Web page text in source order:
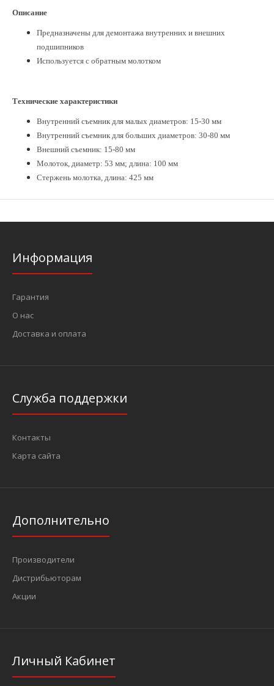
Описание
Предназначены для демонтажа внутренних и внешних
подшипников
Используется с обратным молотком
Технические характеристики
Внутренний съемник для малых диаметров: 15-30 мм
Внутренний съемник для больших диаметров: 30-80 мм
Внешний съемник: 15-80 мм
Молоток, диаметр: 53 мм; длина: 100 мм
Стержень молотка, длина: 425 мм
Информация
Гарантия
О нас
Доставка и оплата
Служба поддержки
Контакты
Карта сайта
Дополнительно
Производители
Дистрибьюторам
Акции
Личный Кабинет